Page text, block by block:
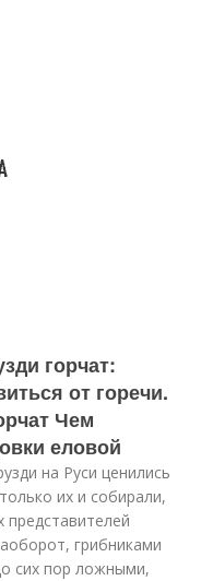
горчат:
от горечи.
Чем
еловой
на Руси ценились
их и собирали,
представителей
грибниками
сих пор ложными,